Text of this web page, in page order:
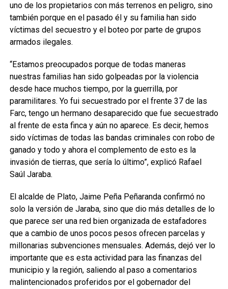
uno de los propietarios con más terrenos en peligro, sino
también porque en el pasado él y su familia han sido
víctimas del secuestro y el boteo por parte de grupos
armados ilegales.
“Estamos preocupados porque de todas maneras
nuestras familias han sido golpeadas por la violencia
desde hace muchos tiempo, por la guerrilla, por
paramilitares. Yo fui secuestrado por el frente 37 de las
Farc, tengo un hermano desaparecido que fue secuestrado
al frente de esta finca y aún no aparece. Es decir, hemos
sido víctimas de todas las bandas criminales con robo de
ganado y todo y ahora el complemento de esto es la
invasión de tierras, que sería lo último”, explicó Rafael
Saúl Jaraba.
El alcalde de Plato, Jaime Peña Peñaranda confirmó no
solo la versión de Jaraba, sino que dio más detalles de lo
que parece ser una red bien organizada de estafadores
que a cambio de unos pocos pesos ofrecen parcelas y
millonarias subvenciones mensuales. Además, dejó ver lo
importante que es esta actividad para las finanzas del
municipio y la región, saliendo al paso a comentarios
malintencionados proferidos por el gobernador del